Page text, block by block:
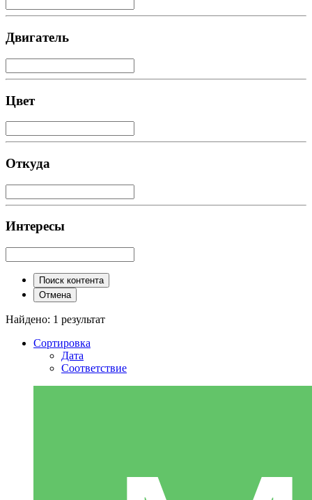
Двигатель
Цвет
Откуда
Интересы
Поиск контента
Отмена
Найдено: 1 результат
Сортировка
Дата
Соответствие